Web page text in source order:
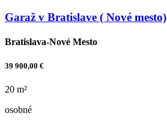
Garaž v Bratislave ( Nové mesto)
Bratislava-Nové Mesto
39 900,00 €
20 m²
osobné